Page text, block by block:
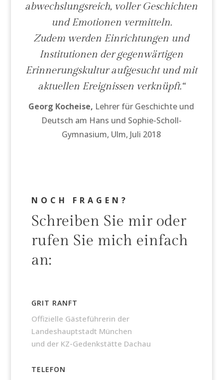
abwechslungsreich, voller Geschichten
und Emotionen vermitteln.
Zudem werden Einrichtungen und
Institutionen der gegenwärtigen
Erinnerungskultur aufgesucht und mit
aktuellen Ereignissen verknüpft.“
Georg Kocheise, Lehrer für Geschichte und
Deutsch am Hans und Sophie-Scholl-
Gymnasium, Ulm, Juli 2018
NOCH FRAGEN?
Schreiben Sie mir oder
rufen Sie mich einfach
an:
GRIT RANFT
Offizielle Gästeführerin der
Landeshauptstadt München
und der KZ-Gedenkstätte Dachau
TELEFON